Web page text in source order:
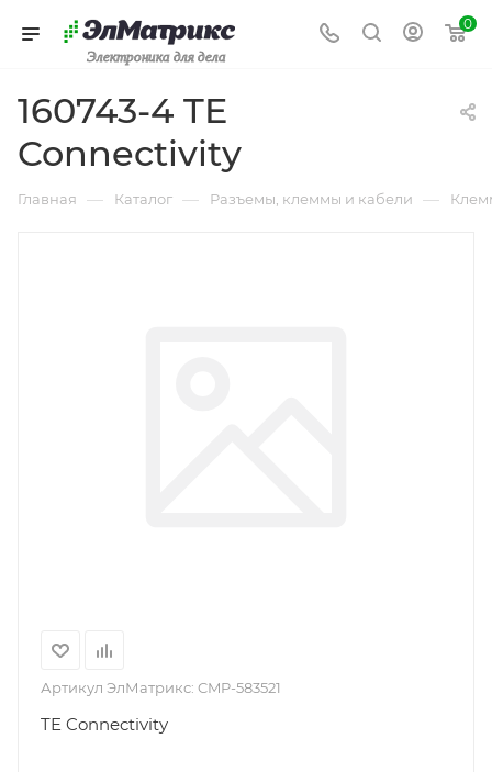
Электроника для дела
0
160743-4 TE
Connectivity
Главная — Каталог — Разъемы, клеммы и кабели —
Артикул ЭлМатрикс: CMP-583521
TE Connectivity